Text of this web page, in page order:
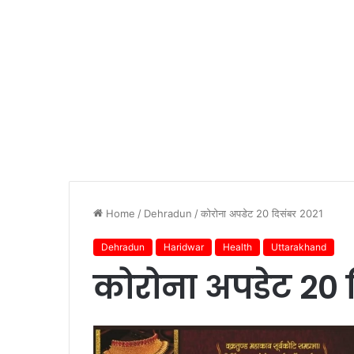
Home / Dehradun /कोरोना अपडेट 20 दिसंबर 2021
Dehradun Haridwar Health Uttarakhand
कोरोना अपडेट 20